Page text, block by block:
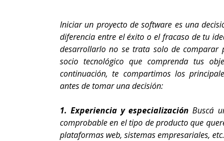
Iniciar un proyecto de software es una
diferencia entre el éxito o el fracaso de tu
desarrollarlo no se trata solo de comparar
socio tecnológico que comprenda tus
continuación, te compartimos los
antes de tomar una decisión:
1. Experiencia y especialización Buscá
comprobable en el tipo de producto que
plataformas web, sistemas empresariales,